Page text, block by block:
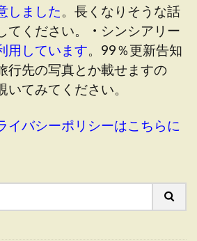
しました。長くなりそうな話
ください。
・ シンシアリー
用しています。99％更新告知
行先の写真とか載せますの
てみてください。
イバシーポリシーはこちらに